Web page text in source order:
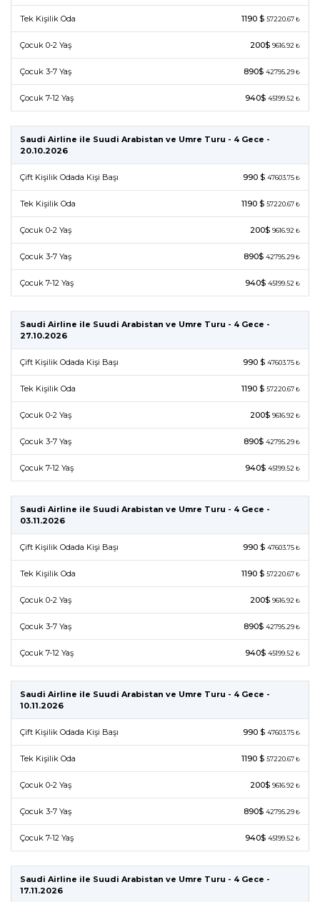
Tek Kişilik Oda 1190 $ 57220.67 ₺
Çocuk 0-2 Yaş 200$ 9616.92 ₺
Çocuk 3-7 Yaş 890$ 42795.29 ₺
Çocuk 7-12 Yaş 940$ 45199.52 ₺
Saudi Airline ile Suudi Arabistan ve Umre Turu - 4 Gece -
20.10.2026
Çift Kişilik Odada Kişi Başı 990 $ 47603.75 ₺
Tek Kişilik Oda 1190 $ 57220.67 ₺
Çocuk 0-2 Yaş 200$ 9616.92 ₺
Çocuk 3-7 Yaş 890$ 42795.29 ₺
Çocuk 7-12 Yaş 940$ 45199.52 ₺
Saudi Airline ile Suudi Arabistan ve Umre Turu - 4 Gece -
27.10.2026
Çift Kişilik Odada Kişi Başı 990 $ 47603.75 ₺
Tek Kişilik Oda 1190 $ 57220.67 ₺
Çocuk 0-2 Yaş 200$ 9616.92 ₺
Çocuk 3-7 Yaş 890$ 42795.29 ₺
Çocuk 7-12 Yaş 940$ 45199.52 ₺
Saudi Airline ile Suudi Arabistan ve Umre Turu - 4 Gece -
03.11.2026
Çift Kişilik Odada Kişi Başı 990 $ 47603.75 ₺
Tek Kişilik Oda 1190 $ 57220.67 ₺
Çocuk 0-2 Yaş 200$ 9616.92 ₺
Çocuk 3-7 Yaş 890$ 42795.29 ₺
Çocuk 7-12 Yaş 940$ 45199.52 ₺
Saudi Airline ile Suudi Arabistan ve Umre Turu - 4 Gece -
10.11.2026
Çift Kişilik Odada Kişi Başı 990 $ 47603.75 ₺
Tek Kişilik Oda 1190 $ 57220.67 ₺
Çocuk 0-2 Yaş 200$ 9616.92 ₺
Çocuk 3-7 Yaş 890$ 42795.29 ₺
Çocuk 7-12 Yaş 940$ 45199.52 ₺
Saudi Airline ile Suudi Arabistan ve Umre Turu - 4 Gece -
17.11.2026